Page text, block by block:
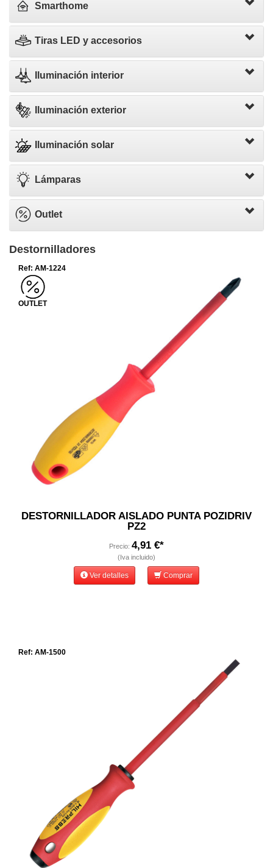
Smarthome
Tiras LED y accesorios
Iluminación interior
Iluminación exterior
Iluminación solar
Lámparas
Outlet
Destornilladores
Ref: AM-1224
OUTLET
DESTORNILLADOR AISLADO PUNTA POZIDRIV
PZ2
Precio: 4,91 €*
(Iva incluido)
Ver detalles Comprar
Ref: AM-1500